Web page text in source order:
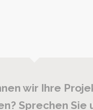
wir Ihre
Sprechen Sie